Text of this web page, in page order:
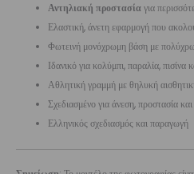
Αντηλιακή προστασίαγια
Ελαστική, άνετη εφαρμογή που
Φωτεινή μονόχρωμη βάση με
Ιδανικό για κολύμπι, παραλία, πισίνα
Αθλητική γραμμή με θηλυκή
Σχεδιασμένο για άνεση, προστασία
Ελληνικός σχεδιασμός και παραγωγή